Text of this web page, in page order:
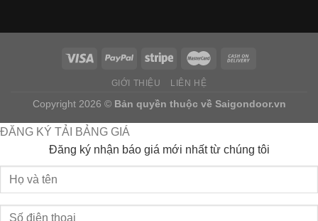
GIỚI THIỆU LIÊN HỆ
Copyright 2026 © Bản quyền thuộc về Saigondoor.vn
ĐĂNG KÝ TẢI BẢNG GIÁ
Đăng ký nhận báo giá mới nhất từ chúng tôi